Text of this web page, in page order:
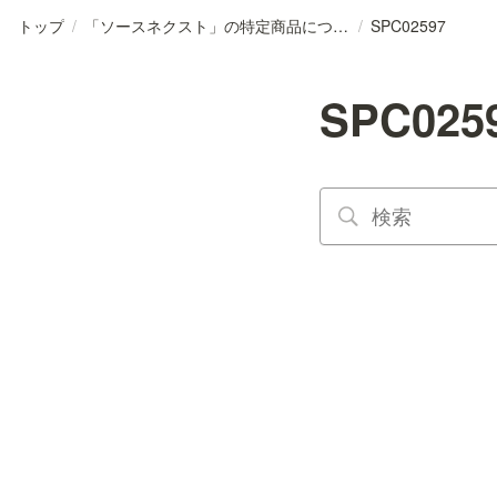
トップ / 「ソースネクスト」の特定商品について / SPC02597